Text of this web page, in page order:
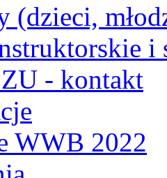
(dzieci,
i
- kontakt
WWB 2022